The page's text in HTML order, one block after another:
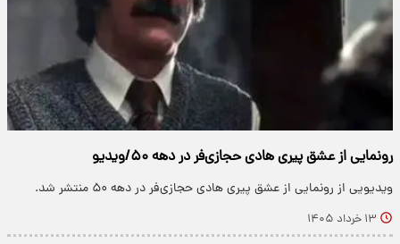
رونمایی از عشق پیری هادی حجازی‌فر در دهه ۵۰/ویدیو
ویدیویی از رونمایی از عشق پیری هادی حجازی‌فر در دهه ۵۰ منتشر شد.
۱۳ خرداد ۱۴۰۵